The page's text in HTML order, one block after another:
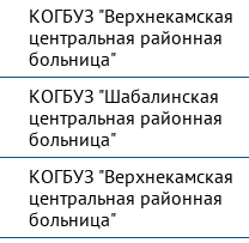
КОГБУЗ "Верхнекамская
центральная районная
больница"
КОГБУЗ "Шабалинская
центральная районная
больница"
КОГБУЗ "Верхнекамская
центральная районная
больница"